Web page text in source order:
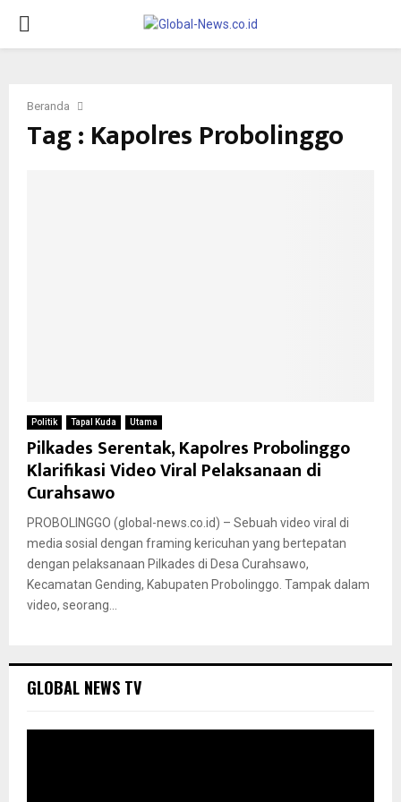
PRIMARY
Beranda
Tag : Kapolres Probolinggo
Politik Tapal Kuda Utama
Pilkades Serentak, Kapolres Probolinggo
Klarifikasi Video Viral Pelaksanaan di
Curahsawo
PROBOLINGGO (global-news.co.id) – Sebuah video viral di
media sosial dengan framing kericuhan yang bertepatan
dengan pelaksanaan Pilkades di Desa Curahsawo,
Kecamatan Gending, Kabupaten Probolinggo. Tampak dalam
video, seorang...
GLOBAL NEWS TV